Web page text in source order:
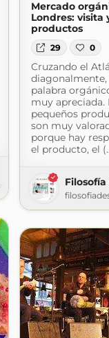
Mercado
Londres: visita
productos
29 0
Cruzando el
diagonalmente,
palabra
muy apreciada.
pequeños
son muy
porque hay
el producto, el
Filosofía